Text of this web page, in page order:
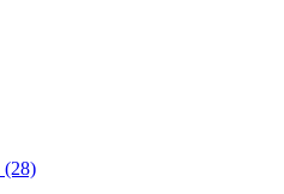
(28)